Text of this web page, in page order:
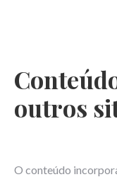
outros
O conteúdo